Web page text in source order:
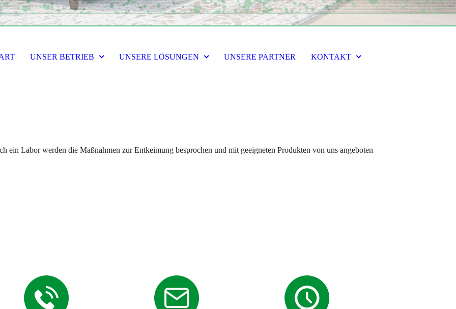
UNSER BETRIEB UNSERE LÖSUNGEN UNSERE PARTNER KONTAKT
ein Labor werden die Maßnahmen zur Entkeimung besprochen und mit geeigneten Produkten von uns angeboten